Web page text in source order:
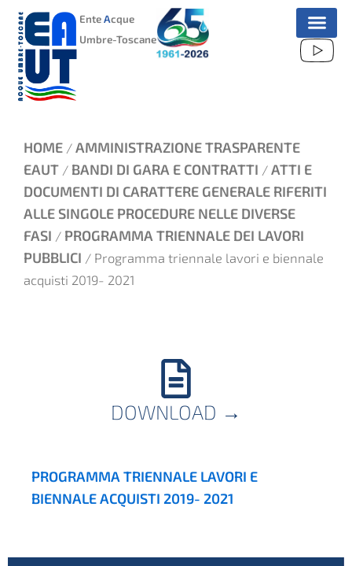
VAI
CONTENUTO
EnteAcque
Umbre-Toscane
HOME / AMMINISTRAZIONE TRASPARENTE
EAUT / BANDI DI GARA E CONTRATTI / ATTI E
DOCUMENTI DI CARATTERE GENERALE RIFERITI
ALLE SINGOLE PROCEDURE NELLE DIVERSE
FASI / PROGRAMMA TRIENNALE DEI LAVORI
PUBBLICI / Programma triennale lavori e biennale
acquisti 2019- 2021
DOWNLOAD →
PROGRAMMA TRIENNALE LAVORI E
BIENNALE ACQUISTI 2019- 2021